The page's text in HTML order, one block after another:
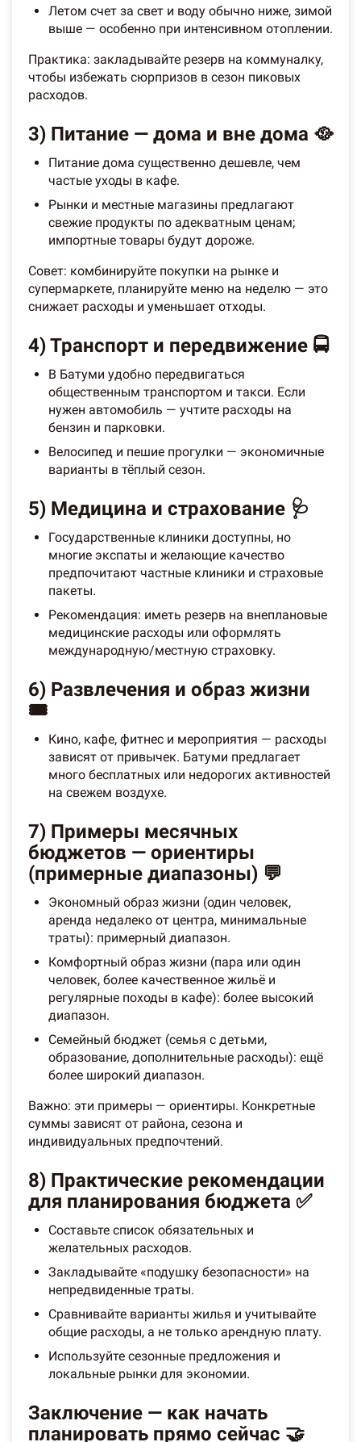
Летом счет за свет и воду обычно ниже, зимой
выше — особенно при интенсивном отоплении.
Практика: закладывайте резерв на коммуналку,
чтобы избежать сюрпризов в сезон пиковых
расходов.
3) Питание — дома и вне дома 🥘
Питание дома существенно дешевле, чем
частые уходы в кафе.
Рынки и местные магазины предлагают
свежие продукты по адекватным ценам;
импортные товары будут дороже.
Совет: комбинируйте покупки на рынке и
супермаркете, планируйте меню на неделю — это
снижает расходы и уменьшает отходы.
4) Транспорт и передвижение 🚍
В Батуми удобно передвигаться
общественным транспортом и такси. Если
нужен автомобиль — учтите расходы на
бензин и парковки.
Велосипед и пешие прогулки — экономичные
варианты в тёплый сезон.
5) Медицина и страхование 🩺
Государственные клиники доступны, но
многие экспаты и желающие качество
предпочитают частные клиники и страховые
пакеты.
Рекомендация: иметь резерв на внеплановые
медицинские расходы или оформлять
международную/местную страховку.
6) Развлечения и образ жизни
🎟️
Кино, кафе, фитнес и мероприятия — расходы
зависят от привычек. Батуми предлагает
много бесплатных или недорогих активностей
на свежем воздухе.
7) Примеры месячных
бюджетов — ориентиры
(примерные диапазоны) 💬
Экономный образ жизни (один человек,
аренда недалеко от центра, минимальные
траты): примерный диапазон.
Комфортный образ жизни (пара или один
человек, более качественное жильё и
регулярные походы в кафе): более высокий
диапазон.
Семейный бюджет (семья с детьми,
образование, дополнительные расходы): ещё
более широкий диапазон.
Важно: эти примеры — ориентиры. Конкретные
суммы зависят от района, сезона и
индивидуальных предпочтений.
8) Практические рекомендации
для планирования бюджета ✅
Составьте список обязательных и
желательных расходов.
Закладывайте «подушку безопасности» на
непредвиденные траты.
Сравнивайте варианты жилья и учитывайте
общие расходы, а не только арендную плату.
Используйте сезонные предложения и
локальные рынки для экономии.
Заключение — как начать
планировать прямо сейчас 🤝